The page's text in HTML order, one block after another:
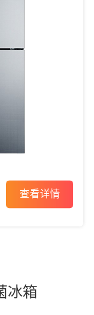
查看详情
冰箱